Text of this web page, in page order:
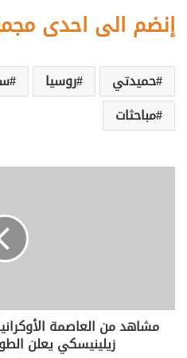
إنضم الى احدى
حميدتي روسيا
مباحثات
مشاهد من العاصمة
زيلينيسكي يعلن